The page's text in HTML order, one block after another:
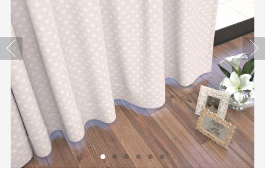
お問い合わせ
お気に入りリスト
お見積り来店予約はこちら
法人のお客様へ
Previous Next